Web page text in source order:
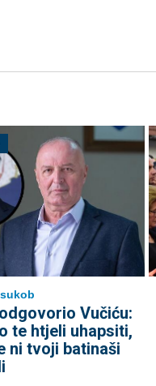
Vučiću:
te htjeli uhapsiti,
ni tvoji batinaši